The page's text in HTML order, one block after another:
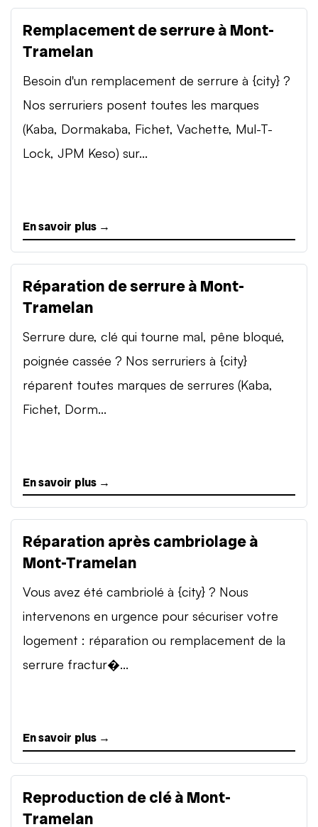
Remplacement de serrure à Mont-
Tramelan
Besoin d'un remplacement de serrure à {city} ?
Nos serruriers posent toutes les marques
(Kaba, Dormakaba, Fichet, Vachette, Mul-T-
Lock, JPM Keso) sur...
En savoir plus →
Réparation de serrure à Mont-
Tramelan
Serrure dure, clé qui tourne mal, pêne bloqué,
poignée cassée ? Nos serruriers à {city}
réparent toutes marques de serrures (Kaba,
Fichet, Dorm...
En savoir plus →
Réparation après cambriolage à
Mont-Tramelan
Vous avez été cambriolé à {city} ? Nous
intervenons en urgence pour sécuriser votre
logement : réparation ou remplacement de la
serrure fractur�...
En savoir plus →
Reproduction de clé à Mont-
Tramelan